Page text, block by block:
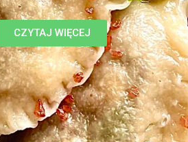
CZYTAJ WIĘCEJ